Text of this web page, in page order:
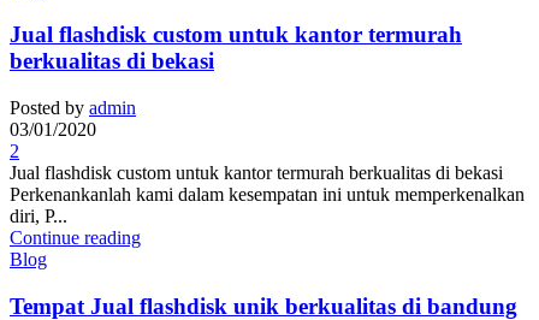
Jual flashdisk custom untuk kantor termurah
berkualitas di bekasi
Posted by admin
03/01/2020
2
Jual flashdisk custom untuk kantor termurah berkualitas di bekasi
Perkenankanlah kami dalam kesempatan ini untuk memperkenalkan
diri, P...
Continue reading
Blog
Tempat Jual flashdisk unik berkualitas di bandung